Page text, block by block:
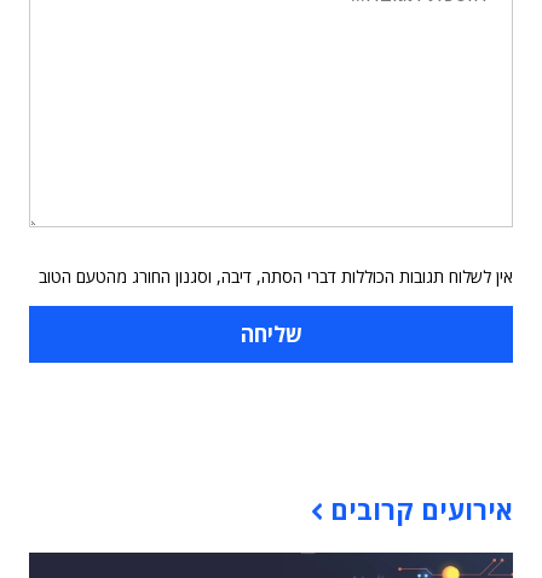
אין לשלוח תגובות הכוללות דברי הסתה, דיבה, וסגנון החורג מהטעם הטוב
אירועים קרובים